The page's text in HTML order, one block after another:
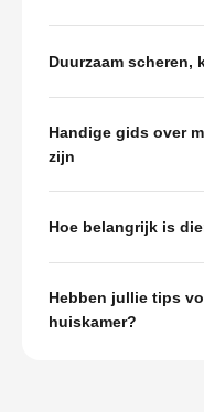
Duurzaam scheren,
Handige gids over
zijn
Hoe belangrijk is
Hebben jullie tips
huiskamer?